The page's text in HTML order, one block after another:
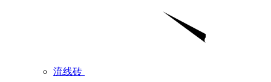
流线砖